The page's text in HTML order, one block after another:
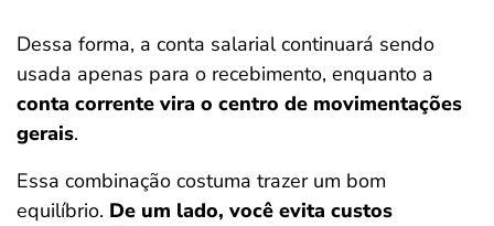
Dessa forma, a conta salarial continuará sendo
usada apenas para o recebimento, enquanto a
conta corrente vira o centro de movimentações
gerais.
Essa combinação costuma trazer um bom
equilíbrio. De um lado, você evita custos